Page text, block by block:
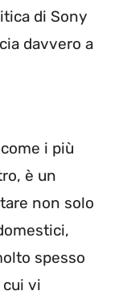
di Sony
davvero a
i più
è un
non solo
spesso
cui vi